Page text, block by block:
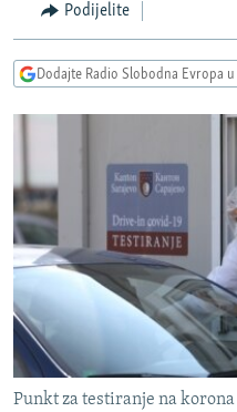
navigaciju
Pređite
na
CRNA GORA
VIDEO
INFOGRAFIKE
PODCASTI
KINA NA BALKANU
RSE PRIČE IZ SVIJETA
ISPRIČAJ MI
DNEVNO@RSE
SPECIJALI RSE
VIŠE OD NASLOVA
PRATITE NAS
Podijelite
Dodajte Radio Slobodna Evropa
Punkt za testiranje na